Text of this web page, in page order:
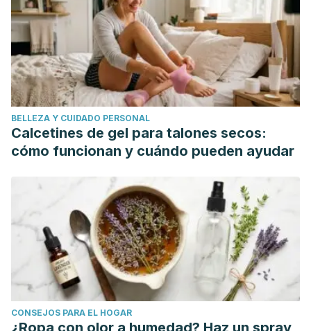
Costa Rica y Centroamérica 69.600 (2012): 9-13.
Whitley RJ. Chickenpox and herpes zoster (varicella-
zoster virus). In: Bennett JE, Dolin R, Blaser MJ, eds.
Mandell, Douglas, and Bennett's Principles and Practice of
Infectious Diseases, Updated Edition. 8th ed. Philadelphia,
PA: Elsevier Saunders; 2015:chap 139.
Redondo Fernández, M., J. Costillo Rodríguez, and M.
Jiménez Rodríguez. "Abordaje de la neuralgia
postherpética en Atención Primaria: situación actual del
tratamiento farmacológico." Medicina de Familia-
SEMERGEN 33.2 (2007): 80-85.
BELLEZA Y CUIDADO PERSONAL
Calcetines de gel para talones secos:
cómo funcionan y cuándo pueden ayudar
CONSEJOS PARA EL HOGAR
¿Ropa con olor a humedad? Haz un spray